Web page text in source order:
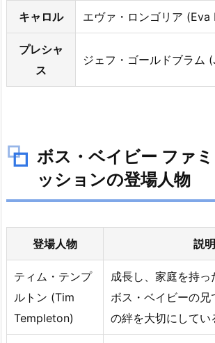
ッ
ョ
の
ト
ベ
ー
フ
ァ
キャロル エヴァ・ロンゴリア
プレシャ
ス
ジェフ・ゴールドブラム
ボス・ベイビー ファ
ッションの登場人物
登場人物 説明
ティム・テンプ
ルトン (Tim
Templeton)
成長し、家庭を持っ
ボス・ベイビーの兄
の絆を大切にしてい